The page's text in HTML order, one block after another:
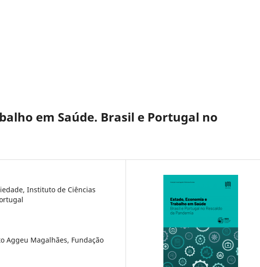
em Saúde. Brasil e Portugal no
Instituto de Ciências
Aggeu Magalhães, Fundação